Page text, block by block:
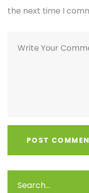
the next time I